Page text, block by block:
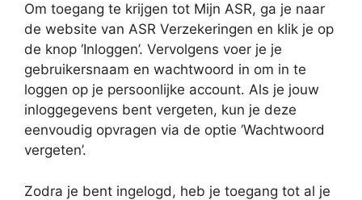
Om toegang te krijgen tot Mijn ASR, ga je naar
de website van ASR Verzekeringen en klik je op
de knop ‘Inloggen’. Vervolgens voer je je
gebruikersnaam en wachtwoord in om in te
loggen op je persoonlijke account. Als je jouw
inloggegevens bent vergeten, kun je deze
eenvoudig opvragen via de optie ‘Wachtwoord
vergeten’.
Zodra je bent ingelogd, heb je toegang tot al je